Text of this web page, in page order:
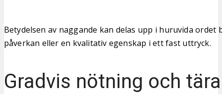
Betydelsen av naggande kan delas upp i huruvida ordet
påverkan eller en kvalitativ egenskap i ett fast uttryck.
Gradvis nötning och